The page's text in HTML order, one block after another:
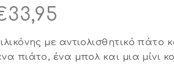
33,95
τρέχουσα
τιμή
με αντιολισθητικό πάτο
πιάτο, ένα μπολ και μια μίνι